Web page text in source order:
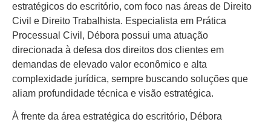
estratégicos do escritório, com foco nas áreas de Direito
Civil e Direito Trabalhista. Especialista em Prática
Processual Civil, Débora possui uma atuação
direcionada à defesa dos direitos dos clientes em
demandas de elevado valor econômico e alta
complexidade jurídica, sempre buscando soluções que
aliam profundidade técnica e visão estratégica.
À frente da área estratégica do escritório, Débora